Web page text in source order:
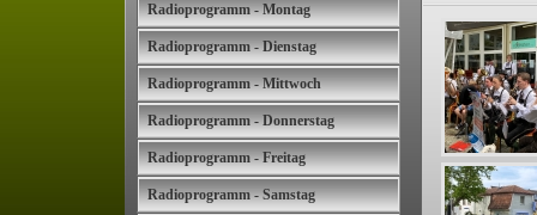
Radioprogramm - Montag
Radioprogramm - Dienstag
Radioprogramm - Mittwoch
Radioprogramm - Donnerstag
Radioprogramm - Freitag
Radioprogramm - Samstag